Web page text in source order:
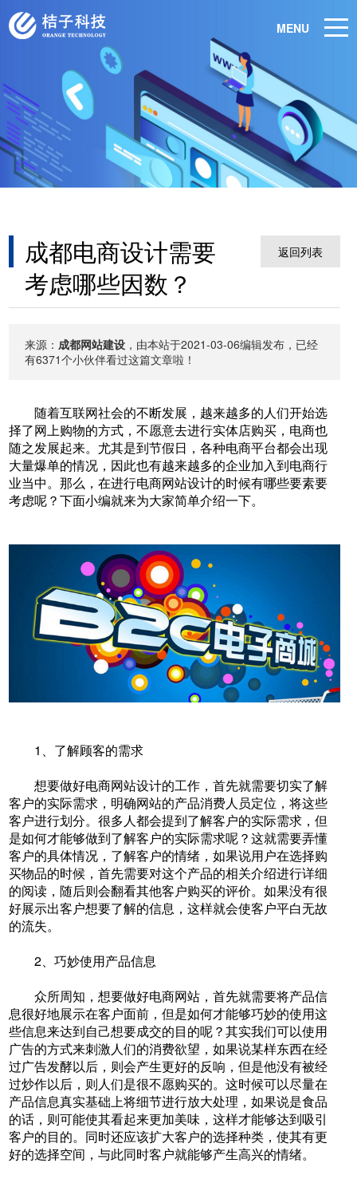
MENU
成都电商设计需要
考虑哪些因数？
返回列表
来源：成都网站建设 ，由本站于2021-03-06编辑发布，已经
有6371个小伙伴看过这篇文章啦！
随着互联网社会的不断发展，越来越多的人们开始选
择了网上购物的方式，不愿意去进行实体店购买，电商也
随之发展起来。尤其是到节假日，各种电商平台都会出现
大量爆单的情况，因此也有越来越多的企业加入到电商行
业当中。那么，在进行电商网站设计的时候有哪些要素要
考虑呢？下面小编就来为大家简单介绍一下。
1、了解顾客的需求
想要做好电商网站设计的工作，首先就需要切实了解
客户的实际需求，明确网站的产品消费人员定位，将这些
客户进行划分。很多人都会提到了解客户的实际需求，但
是如何才能够做到了解客户的实际需求呢？这就需要弄懂
客户的具体情况，了解客户的情绪，如果说用户在选择购
买物品的时候，首先需要对这个产品的相关介绍进行详细
的阅读，随后则会翻看其他客户购买的评价。如果没有很
好展示出客户想要了解的信息，这样就会使客户平白无故
的流失。
2、巧妙使用产品信息
众所周知，想要做好电商网站，首先就需要将产品信
息很好地展示在客户面前，但是如何才能够巧妙的使用这
些信息来达到自己想要成交的目的呢？其实我们可以使用
广告的方式来刺激人们的消费欲望，如果说某样东西在经
过广告发酵以后，则会产生更好的反响，但是他没有被经
过炒作以后，则人们是很不愿购买的。这时候可以尽量在
产品信息真实基础上将细节进行放大处理，如果说是食品
的话，则可能使其看起来更加美味，这样才能够达到吸引
客户的目的。同时还应该扩大客户的选择种类，使其有更
好的选择空间，与此同时客户就能够产生高兴的情绪。